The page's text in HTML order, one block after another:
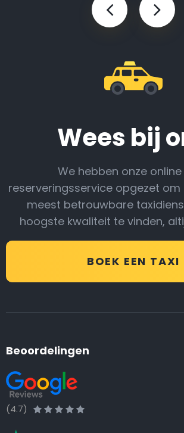
Wees bij
We hebben onze
reserveringsservice opgezet om
meest betrouwbare
hoogste kwaliteit te vinden,
BOEK EEN TAXI
Beoordelingen
(4.7)